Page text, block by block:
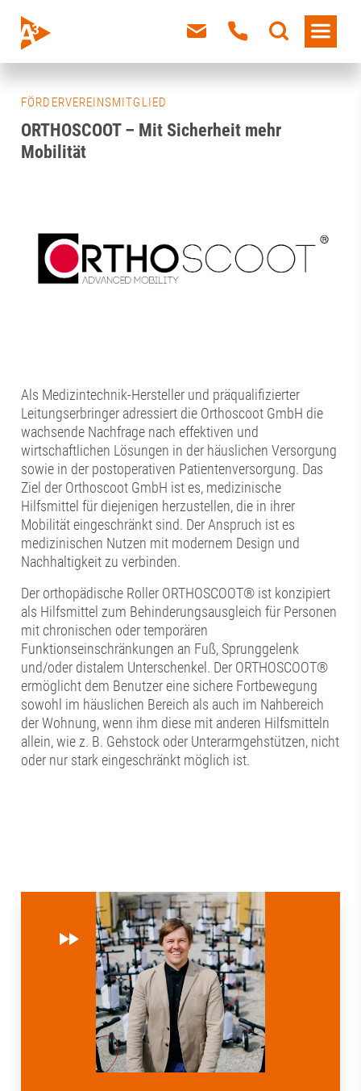
FÖRDERVEREINSMITGLIED
ORTHOSCOOT – Mit Sicherheit mehr
Mobilität
Als Medizintechnik-Hersteller und präqualifizierter
Leitungserbringer adressiert die Orthoscoot GmbH die
wachsende Nachfrage nach effektiven und
wirtschaftlichen Lösungen in der häuslichen Versorgung
sowie in der postoperativen Patientenversorgung. Das
Ziel der Orthoscoot GmbH ist es, medizinische
Hilfsmittel für diejenigen herzustellen, die in ihrer
Mobilität eingeschränkt sind. Der Anspruch ist es
medizinischen Nutzen mit modernem Design und
Nachhaltigkeit zu verbinden.
Der orthopädische Roller ORTHOSCOOT® ist konzipiert
als Hilfsmittel zum Behinderungsausgleich für Personen
mit chronischen oder temporären
Funktionseinschränkungen an Fuß, Sprunggelenk
und/oder distalem Unterschenkel. Der ORTHOSCOOT®
ermöglicht dem Benutzer eine sichere Fortbewegung
sowohl im häuslichen Bereich als auch im Nahbereich
der Wohnung, wenn ihm diese mit anderen Hilfsmitteln
allein, wie z. B. Gehstock oder Unterarmgehstützen, nicht
oder nur stark eingeschränkt möglich ist.